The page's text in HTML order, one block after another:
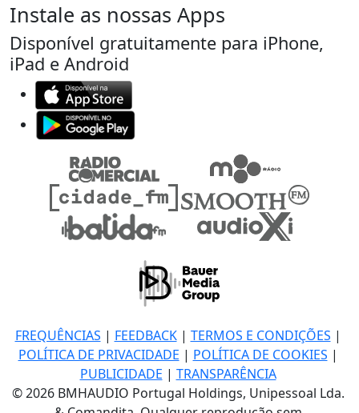
Instale as nossas Apps
Disponível gratuitamente para iPhone,
iPad e Android
FREQUÊNCIAS | FEEDBACK| TERMOS E CONDIÇÕES |
POLÍTICA DE PRIVACIDADE | POLÍTICA DE COOKIES |
PUBLICIDADE | TRANSPARÊNCIA
© 2026 BMHAUDIO Portugal Holdings, Unipessoal Lda.